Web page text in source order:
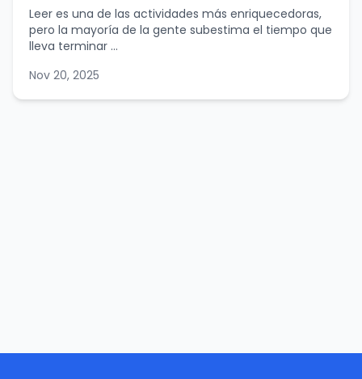
Leer es una de las actividades más enriquecedoras,
pero la mayoría de la gente subestima el tiempo que
lleva terminar ...
Nov 20, 2025